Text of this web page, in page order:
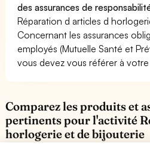
des assurances de
Réparation d articles d
Concernant les assurances
employés (Mutuelle Santé et
vous devez vous référer à
Comparez les produits et
pertinents pour l'activité
horlogerie et de bijouterie